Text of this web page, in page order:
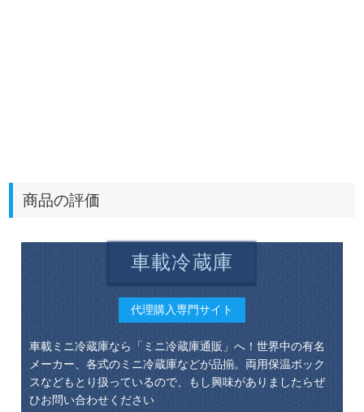
商品の評価
車載冷蔵庫
代理購入専門サイト
車載ミニ冷蔵庫なら「ミニ冷蔵庫通販」へ！世界中の有名
メーカー、各式のミニ冷蔵庫などが品揃。両用保温ボック
スなどもとり扱っているので、もし興味がありましたらぜ
ひお問い合わせください